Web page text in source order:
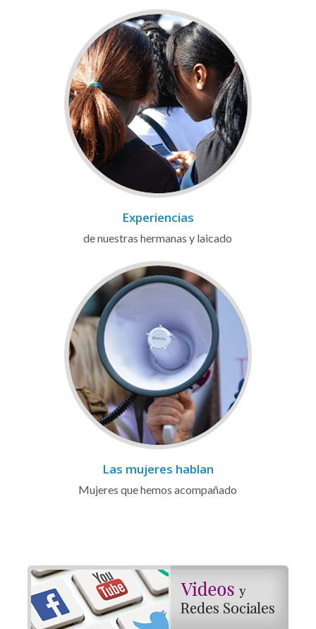
Experiencias
de nuestras hermanas y laicado
Las mujeres hablan
Mujeres que hemos acompañado